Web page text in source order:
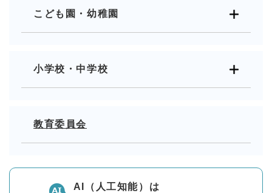
こども園・幼稚園
小学校・中学校
教育委員会
AI（人工知能）は